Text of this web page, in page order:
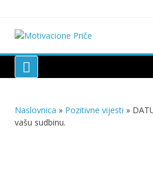
content
Motivacione
Naslovnica » Pozitivne vijesti »
vašu sudbinu.